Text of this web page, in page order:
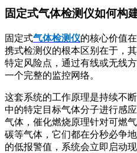
固定式气体检测仪如何构
固定式气体检测仪的核心价值
携式检测仪的根本区别在于，
特定风险点，通过有线或无线
一个完整的监控网络。
这套系统的工作原理是持续不
中的特定目标气体分子进行感
气体，催化燃烧原理针对可燃
碳等气体，它们都在分秒必争
的低报警值，系统会立即启动